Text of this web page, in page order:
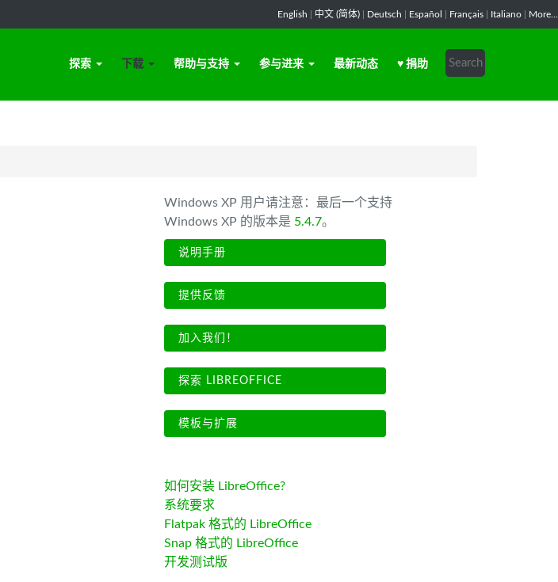
English 中文 (简体) Deutsch Español Français Italiano More...
探索 下载 帮助与支持 参与进来 最新动态 ♥ 捐助
Windows XP 用户请注意：最后一个支持
Windows XP 的版本是 5.4.7。
说明手册
提供反馈
加入我们！
探索 LIBREOFFICE
模板与扩展
如何安装 LibreOffice?
系统要求
Flatpak 格式的 LibreOffice
Snap 格式的 LibreOffice
开发测试版